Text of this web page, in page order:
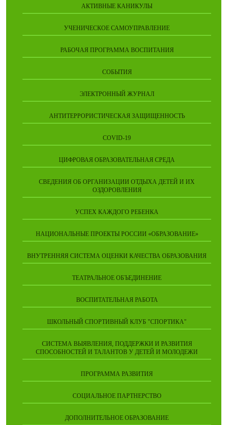
АКТИВНЫЕ КАНИКУЛЫ
УЧЕНИЧЕСКОЕ САМОУПРАВЛЕНИЕ
РАБОЧАЯ ПРОГРАММА ВОСПИТАНИЯ
СОБЫТИЯ
ЭЛЕКТРОННЫЙ ЖУРНАЛ
АНТИТЕРРОРИСТИЧЕСКАЯ ЗАЩИЩЕННОСТЬ
COVID-19
ЦИФРОВАЯ ОБРАЗОВАТЕЛЬНАЯ СРЕДА
СВЕДЕНИЯ ОБ ОРГАНИЗАЦИИ ОТДЫХА ДЕТЕЙ И ИХ
ОЗДОРОВЛЕНИЯ
УСПЕХ КАЖДОГО РЕБЕНКА
НАЦИОНАЛЬНЫЕ ПРОЕКТЫ РОССИИ «ОБРАЗОВАНИЕ»
ВНУТРЕННЯЯ СИСТЕМА ОЦЕНКИ КАЧЕСТВА ОБРАЗОВАНИЯ
ТЕАТРАЛЬНОЕ ОБЪЕДИНЕНИЕ
ВОСПИТАТЕЛЬНАЯ РАБОТА
ШКОЛЬНЫЙ СПОРТИВНЫЙ КЛУБ "СПОРТИКА"
СИСТЕМА ВЫЯВЛЕНИЯ, ПОДДЕРЖКИ И РАЗВИТИЯ
СПОСОБНОСТЕЙ И ТАЛАНТОВ У ДЕТЕЙ И МОЛОДЕЖИ
ПРОГРАММА РАЗВИТИЯ
СОЦИАЛЬНОЕ ПАРТНЕРСТВО
ДОПОЛНИТЕЛЬНОЕ ОБРАЗОВАНИЕ